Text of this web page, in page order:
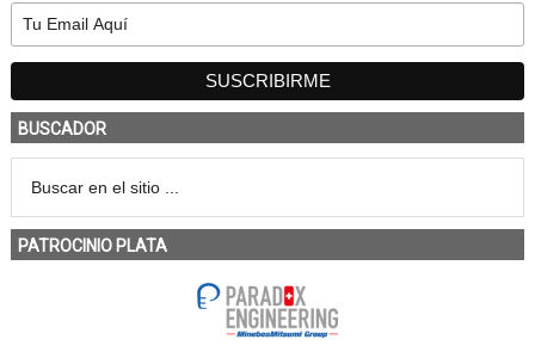
BUSCADOR
PATROCINIO PLATA